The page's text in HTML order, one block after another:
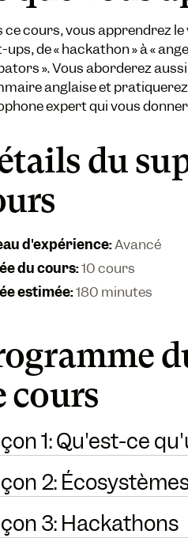
ce cours, vous apprendrez
de « hackathon » à «
». Vous aborderez
anglaise et
expert qui vous
du
d'expérience:Avancé
du cours:10 cours
estimée:180 minutes
cours
1: Qu'est-ce
2:
3: Hackathons